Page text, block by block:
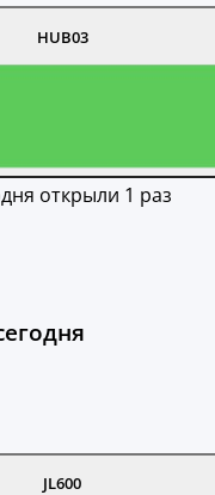
HUB03
открыли 1 раз
JL600